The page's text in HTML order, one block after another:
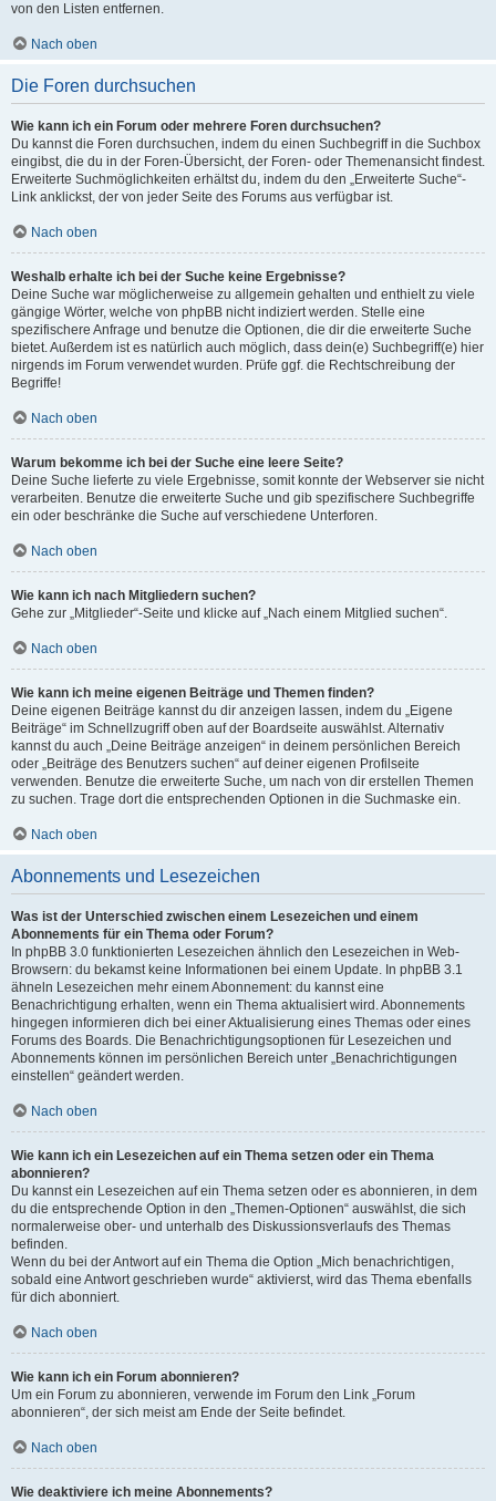
von den Listen entfernen.
Nach oben
Die Foren durchsuchen
Wie kann ich ein Forum oder mehrere Foren durchsuchen?
Du kannst die Foren durchsuchen, indem du einen Suchbegriff in die Suchbox
eingibst, die du in der Foren-Übersicht, der Foren- oder Themenansicht findest.
Erweiterte Suchmöglichkeiten erhältst du, indem du den „Erweiterte Suche“-
Link anklickst, der von jeder Seite des Forums aus verfügbar ist.
Nach oben
Weshalb erhalte ich bei der Suche keine Ergebnisse?
Deine Suche war möglicherweise zu allgemein gehalten und enthielt zu viele
gängige Wörter, welche von phpBB nicht indiziert werden. Stelle eine
spezifischere Anfrage und benutze die Optionen, die dir die erweiterte Suche
bietet. Außerdem ist es natürlich auch möglich, dass dein(e) Suchbegriff(e) hier
nirgends im Forum verwendet wurden. Prüfe ggf. die Rechtschreibung der
Begriffe!
Nach oben
Warum bekomme ich bei der Suche eine leere Seite?
Deine Suche lieferte zu viele Ergebnisse, somit konnte der Webserver sie nicht
verarbeiten. Benutze die erweiterte Suche und gib spezifischere Suchbegriffe
ein oder beschränke die Suche auf verschiedene Unterforen.
Nach oben
Wie kann ich nach Mitgliedern suchen?
Gehe zur „Mitglieder“-Seite und klicke auf „Nach einem Mitglied suchen“.
Nach oben
Wie kann ich meine eigenen Beiträge und Themen finden?
Deine eigenen Beiträge kannst du dir anzeigen lassen, indem du „Eigene
Beiträge“ im Schnellzugriff oben auf der Boardseite auswählst. Alternativ
kannst du auch „Deine Beiträge anzeigen“ in deinem persönlichen Bereich
oder „Beiträge des Benutzers suchen“ auf deiner eigenen Profilseite
verwenden. Benutze die erweiterte Suche, um nach von dir erstellen Themen
zu suchen. Trage dort die entsprechenden Optionen in die Suchmaske ein.
Nach oben
Abonnements und Lesezeichen
Was ist der Unterschied zwischen einem Lesezeichen und einem
Abonnements für ein Thema oder Forum?
In phpBB 3.0 funktionierten Lesezeichen ähnlich den Lesezeichen in Web-
Browsern: du bekamst keine Informationen bei einem Update. In phpBB 3.1
ähneln Lesezeichen mehr einem Abonnement: du kannst eine
Benachrichtigung erhalten, wenn ein Thema aktualisiert wird. Abonnements
hingegen informieren dich bei einer Aktualisierung eines Themas oder eines
Forums des Boards. Die Benachrichtigungsoptionen für Lesezeichen und
Abonnements können im persönlichen Bereich unter „Benachrichtigungen
einstellen“ geändert werden.
Nach oben
Wie kann ich ein Lesezeichen auf ein Thema setzen oder ein Thema
abonnieren?
Du kannst ein Lesezeichen auf ein Thema setzen oder es abonnieren, in dem
du die entsprechende Option in den „Themen-Optionen“ auswählst, die sich
normalerweise ober- und unterhalb des Diskussionsverlaufs des Themas
befinden.
Wenn du bei der Antwort auf ein Thema die Option „Mich benachrichtigen,
sobald eine Antwort geschrieben wurde“ aktivierst, wird das Thema ebenfalls
für dich abonniert.
Nach oben
Wie kann ich ein Forum abonnieren?
Um ein Forum zu abonnieren, verwende im Forum den Link „Forum
abonnieren“, der sich meist am Ende der Seite befindet.
Nach oben
Wie deaktiviere ich meine Abonnements?